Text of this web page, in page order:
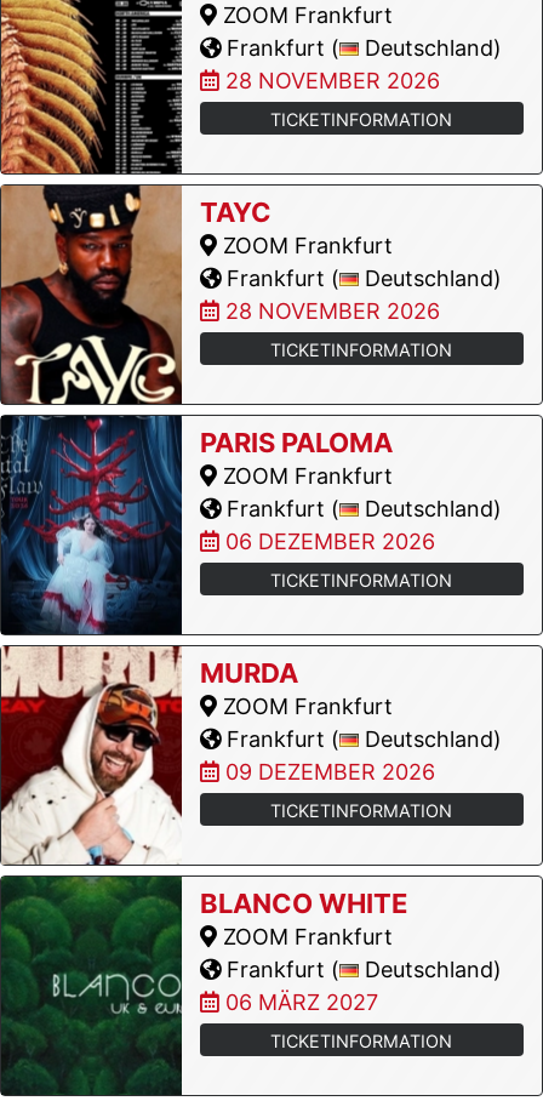
ZOOM Frankfurt
Frankfurt (
Deutschland)
28 NOVEMBER 2026
TICKETINFORMATION
TAYC
ZOOM Frankfurt
Frankfurt (
Deutschland)
28 NOVEMBER 2026
TICKETINFORMATION
PARIS PALOMA
ZOOM Frankfurt
Frankfurt (
Deutschland)
06 DEZEMBER 2026
TICKETINFORMATION
MURDA
ZOOM Frankfurt
Frankfurt (
Deutschland)
09 DEZEMBER 2026
TICKETINFORMATION
BLANCO WHITE
ZOOM Frankfurt
Frankfurt (
Deutschland)
06 MÄRZ 2027
TICKETINFORMATION